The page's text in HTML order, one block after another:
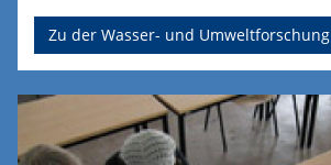
Zu der Wasser- und Umweltforschung